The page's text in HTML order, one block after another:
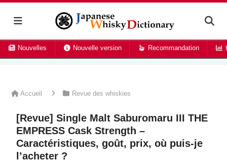
Nouvelles Nouvelle version Recommandation
Accueil Revue des whiskies
[Revue] Single Malt Saburomaru III THE
EMPRESS Cask Strength –
Caractéristiques, goût, prix, où puis-je
l’acheter ?